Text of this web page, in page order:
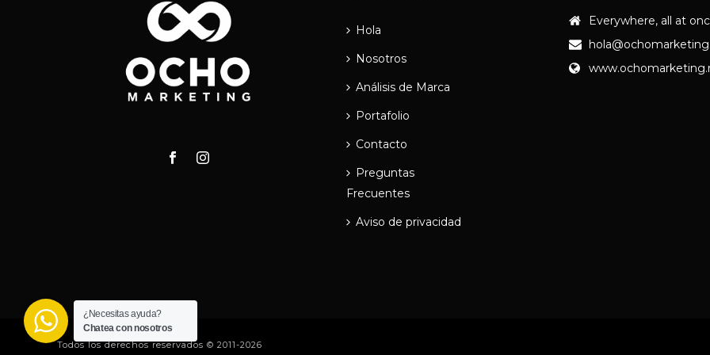
Hola
Nosotros
Análisis de Marca
Portafolio
Contacto
Preguntas
Frecuentes
Aviso de privacidad
Everywhere, all at
Todos los derechos reservados © 2011-2026
¿Necesitas ayuda?
Chatea con nosotros